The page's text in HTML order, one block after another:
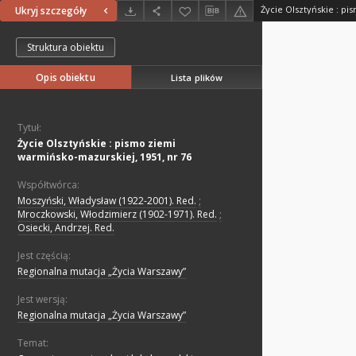
Ukryj szczegóły
Struktura obiektu
Opis obiektu Lista plików
Tytuł:
Życie Olsztyńskie : pismo ziemi
warmińsko-mazurskiej, 1951, nr 76
Współtwórca:
Moszyński, Władysław (1922-2001). Red. ;
Mroczkowski, Włodzimierz (1902-1971). Red. ;
Osiecki, Andrzej. Red.
Jest częścią:
Regionalna mutacja „Życia Warszawy”
Jest wersją:
Regionalna mutacja „Życia Warszawy”
Temat: